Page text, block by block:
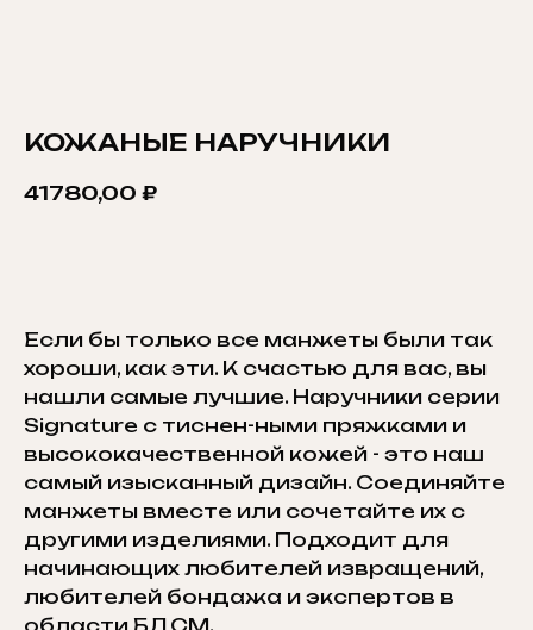
КОЖАНЫЕ НАРУЧНИКИ
41780,00 ₽
Если бы только все манжеты были так
хороши, как эти. К счастью для вас, вы
нашли самые лучшие. Наручники серии
Signature с тиснен-ными пряжками и
высококачественной кожей - это наш
самый изысканный дизайн. Соединяйте
манжеты вместе или сочетайте их с
другими изделиями. Подходит для
начинающих любителей извращений,
любителей бондажа и экспертов в
области БДСМ.